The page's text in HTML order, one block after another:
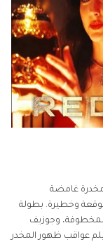
غامضة
وخطيرة. بطولة
وجوزيف
عواقب ظهور المخدر